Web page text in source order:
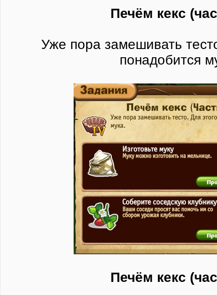
Печём кекс
Уже пора замешивать
понадобится
Печём кекс